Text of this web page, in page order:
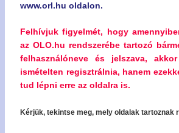
www.orl.hu oldalon.
Felhívjuk figyelmét, hogy
az OLO.hu rendszerébe tartozó
felhasználóneve és jelszava,
ismételten regisztrálnia, hanem
tud lépni erre az oldalra is.
Kérjük, tekintse meg, mely oldalak tartoznak